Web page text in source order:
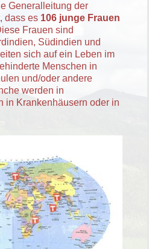
Generalleitung der
dass es 106 junge Frauen
Frauen sind
Südindien und
sich auf ein Leben im
Menschen in
und/oder andere
werden in
in Krankenhäusern oder in